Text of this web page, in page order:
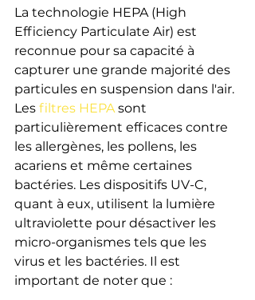
La technologie HEPA (High
Efficiency Particulate Air) est
reconnue pour sa capacité à
capturer une grande majorité des
particules en suspension dans l'air.
Les filtres HEPA sont
particulièrement efficaces contre
les allergènes, les pollens, les
acariens et même certaines
bactéries. Les dispositifs UV-C,
quant à eux, utilisent la lumière
ultraviolette pour désactiver les
micro-organismes tels que les
virus et les bactéries. Il est
important de noter que :